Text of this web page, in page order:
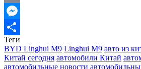
Email
Messenger
Отправить
Теги
BYD Linghui M9 Linghui M9 авто из
Китай сегодня автомобили Китай
автомобильные новости